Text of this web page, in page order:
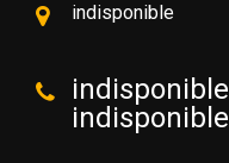
indisponible
indisponible
indisponible